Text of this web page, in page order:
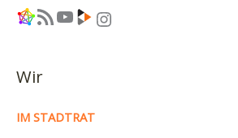
Link RSS-Feed YouTube Link Instagram
Wir
IM STADTRAT